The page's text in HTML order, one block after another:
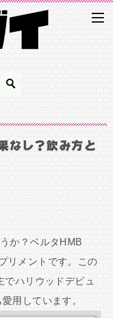
なし？飲み方と
か？ベルタHMB
リメントです。この
ハリウッドデビュ
用しています。